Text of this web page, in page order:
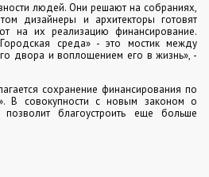
людей. Они решают на собраниях,
дизайнеры и архитекторы готовят
на их реализацию финансирование.
среда» - это мостик между
двора и воплощением его в жизнь», -
сохранение финансирования по
В совокупности с новым законом о
благоустроить еще больше